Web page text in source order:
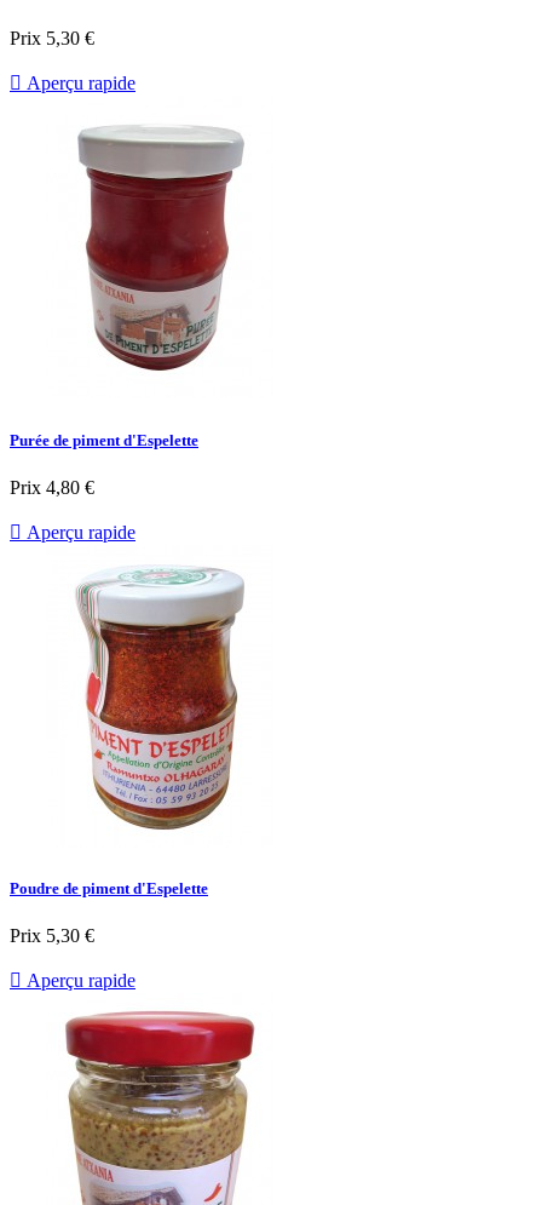
Prix 5,30 €
 Aperçu rapide
Purée de piment d'Espelette
Prix 4,80 €
 Aperçu rapide
Poudre de piment d'Espelette
Prix 5,30 €
 Aperçu rapide